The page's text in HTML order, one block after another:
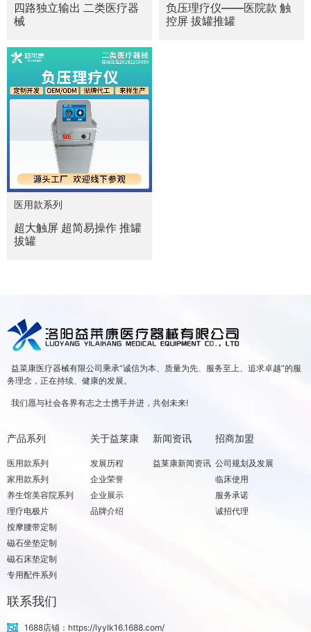
四路独立输出 二类医疗器
械
负压理疗仪——医院款 触
控屏 拔罐推罐
医用款系列
超大触屏 超简易操作 推罐
拔罐
益菜康医疗器械有限公司乘承“诚信为本、质量为先、服务至上、追求卓越”的服
务理念，正在持续、健康的发展。
我们愿与社会各界有志之士携手并进，共创未来!
产品系列
医用款系列
家用款系列
养生馆美容院系列
理疗电极片
按摩腰带定制
磁石坐垫定制
磁石床垫定制
专用配件系列
关于益莱康
发展历程
企业荣誉
企业展示
品牌介绍
新闻资讯
益莱康新闻资讯
招商加盟
公司规划及发展
临床使用
服务承诺
诚招代理
联系我们
1688店铺：https://lyylk16.1688.com/